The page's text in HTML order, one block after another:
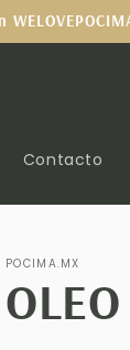
Contacto
POCIMA.MX